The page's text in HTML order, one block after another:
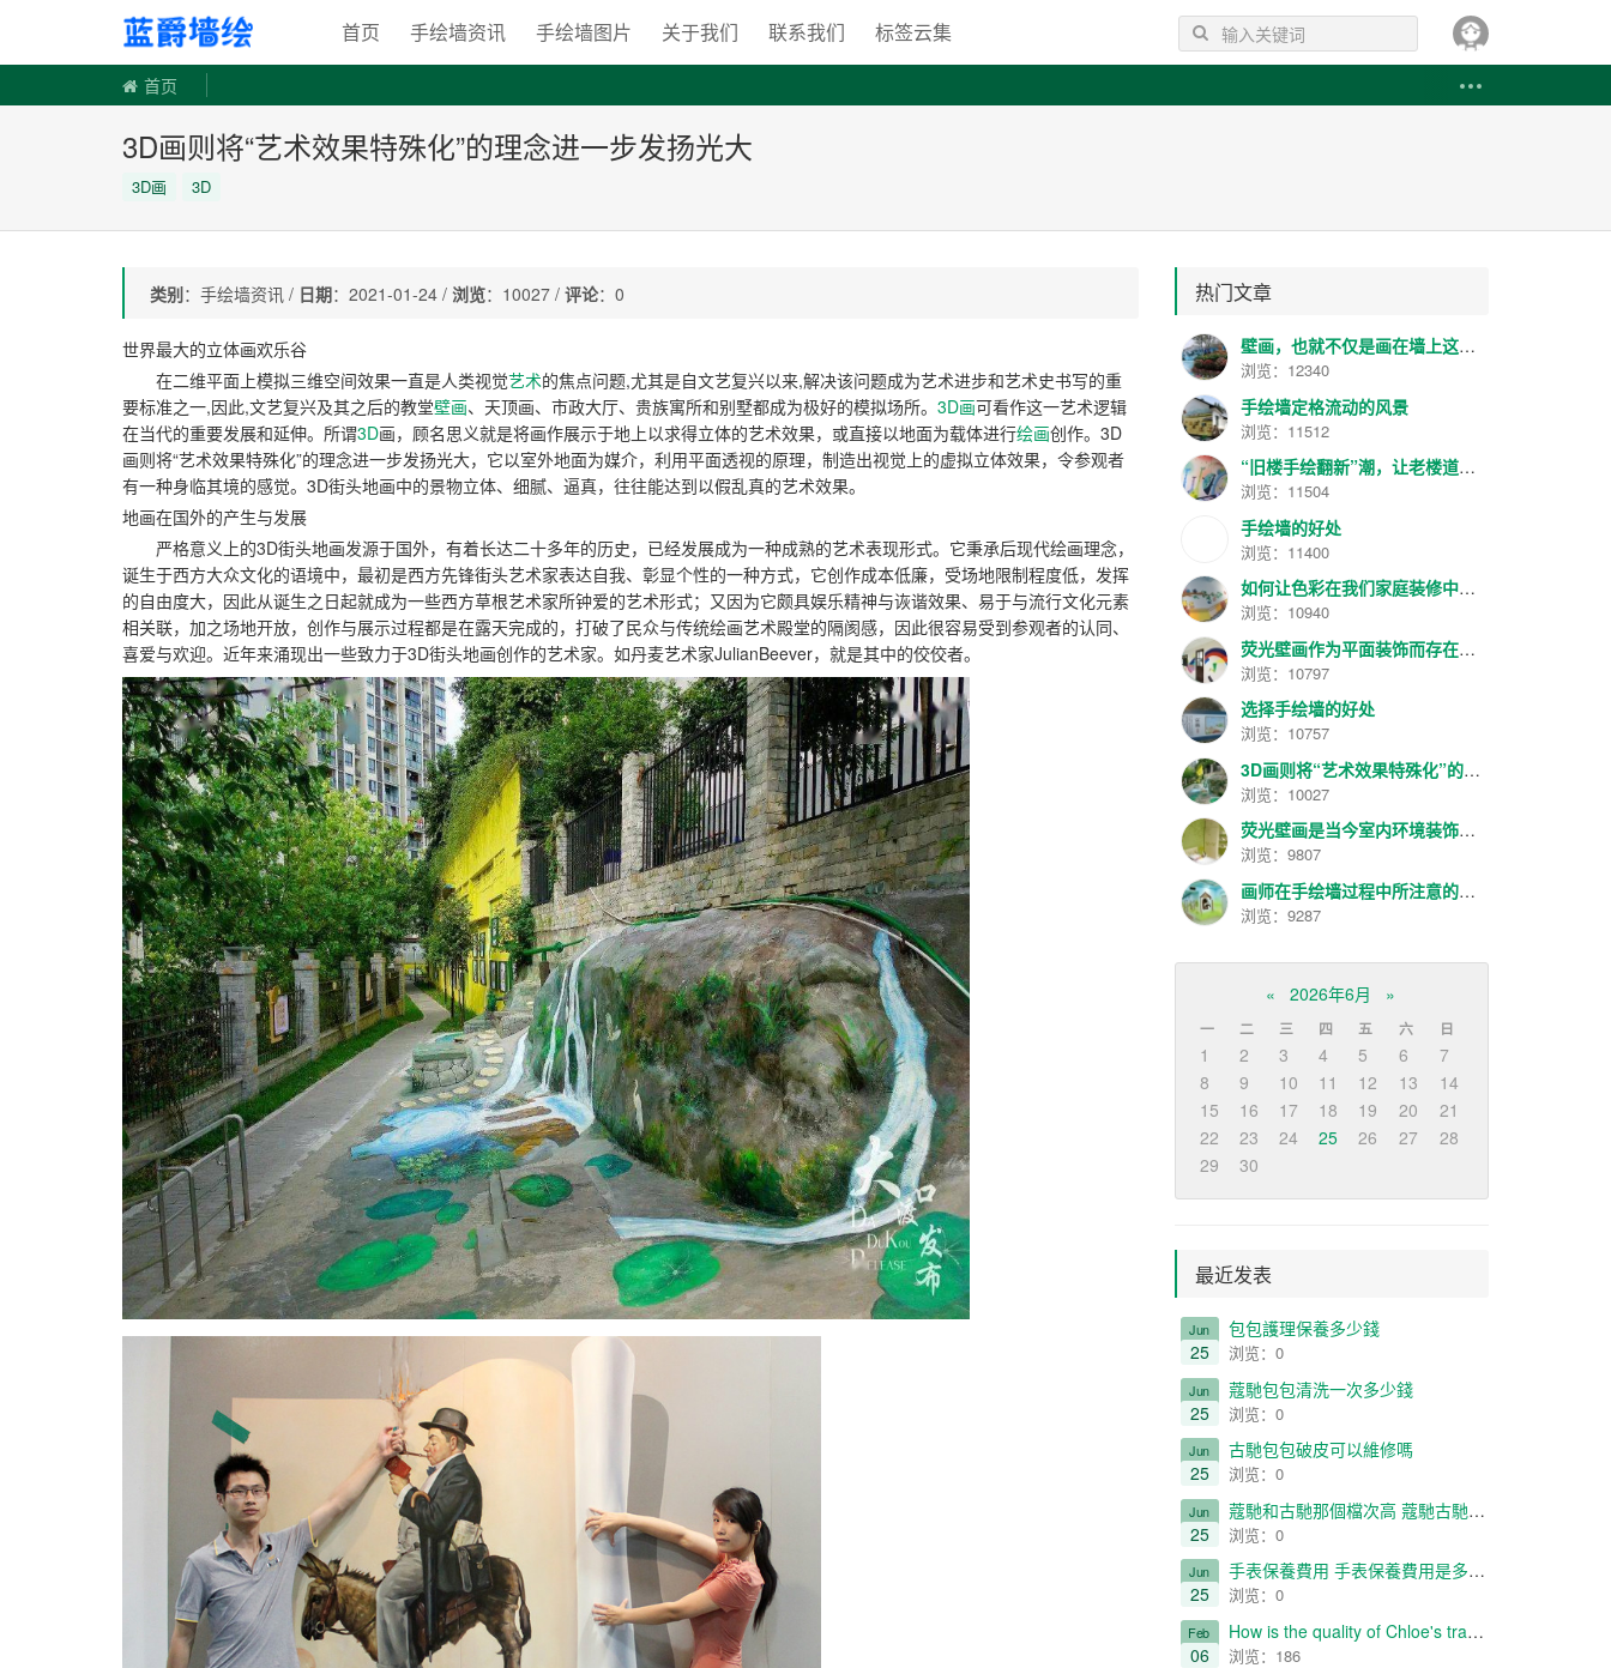
手绘墙
首页 手绘墙资讯 手绘墙图片 关于我们 联系我们 标签云集
首页
3D画则将“艺术效果特殊化”的理念进一步发扬光大
3D画 3D
类别：手绘墙资讯 / 日期：2021-01-24 / 浏览：10027 / 评论：0
世界最大的立体画欢乐谷
在二维平面上模拟三维空间效果一直是人类视觉艺术的焦点问题,尤其是自文艺复兴以来,解决该问题成为艺术进步和艺术史书写的重
要标准之一,因此,文艺复兴及其之后的教堂壁画、天顶画、市政大厅、贵族寓所和别墅都成为极好的模拟场所。 3D画可看作这一艺术逻辑
在当代的重要发展和延伸。所谓3D画，顾名思义就是将画作展示于地上以求得立体的艺术效果，或直接以地面为载体进行绘画创作。3D
画则将“艺术效果特殊化”的理念进一步发扬光大，它以室外地面为媒介，利用平面透视的原理，制造出视觉上的虚拟立体效果，令参观者
有一种身临其境的感觉。3D街头地画中的景物立体、细腻、逼真，往往能达到以假乱真的艺术效果。
地画在国外的产生与发展
严格意义上的3D街头地画发源于国外，有着长达二十多年的历史，已经发展成为一种成熟的艺术表现形式。它秉承后现代绘画理念，
诞生于西方大众文化的语境中，最初是西方先锋街头艺术家表达自我、彰显个性的一种方式，它创作成本低廉，受场地限制程度低，发挥
的自由度大，因此从诞生之日起就成为一些西方草根艺术家所钟爱的艺术形式；又因为它颇具娱乐精神与诙谐效果、易于与流行文化元素
相关联，加之场地开放，创作与展示过程都是在露天完成的，打破了民众与传统绘画艺术殿堂的隔阂感，因此很容易受到参观者的认同、
喜爱与欢迎。近年来涌现出一些致力于3D街头地画创作的艺术家。如丹麦艺术家JulianBeever，就是其中的佼佼者。
热门文章
壁画，也就不仅是画在墙上这么简单
浏览：12340
手绘墙定格流动的风景
浏览：11512
“旧楼手绘翻新”潮，让老楼道变身“美术馆”
浏览：11504
手绘墙的好处
浏览：11400
如何让色彩在我们家庭装修中更具美感和作用呢？
浏览：10940
荧光壁画作为平面装饰而存在，兴起并逐渐发展
浏览：10797
选择手绘墙的好处
浏览：10757
3D画则将“艺术效果特殊化”的理念进一步发扬光大
浏览：10027
荧光壁画是当今室内环境装饰的一种新艺术
浏览：9807
画师在手绘墙过程中所注意的几项
浏览：9287
« 2026年6月 »
一 二 三 四 五 六 日
1 2 3 4 5 6
7
8
9 10 11 12 13
14
15
16 17 18 19 20
21
22
23 24 25 26 27
28
29
30
最近发表
Jun
25
​包包護理保養多少錢
浏览：0
Jun
25
​蔻馳包包清洗一次多少錢
浏览：0
Jun
25
​古馳包包破皮可以維修嗎
浏览：0
Jun
25
​蔻馳和古馳那個檔次高 蔻馳古馳對比一覽
浏览：0
Jun
25
​手表保養費用 手表保養費用是多少 貴嗎
浏览：0
Feb
06
How is the quality of Chloe's travel shooting service?
浏览：186